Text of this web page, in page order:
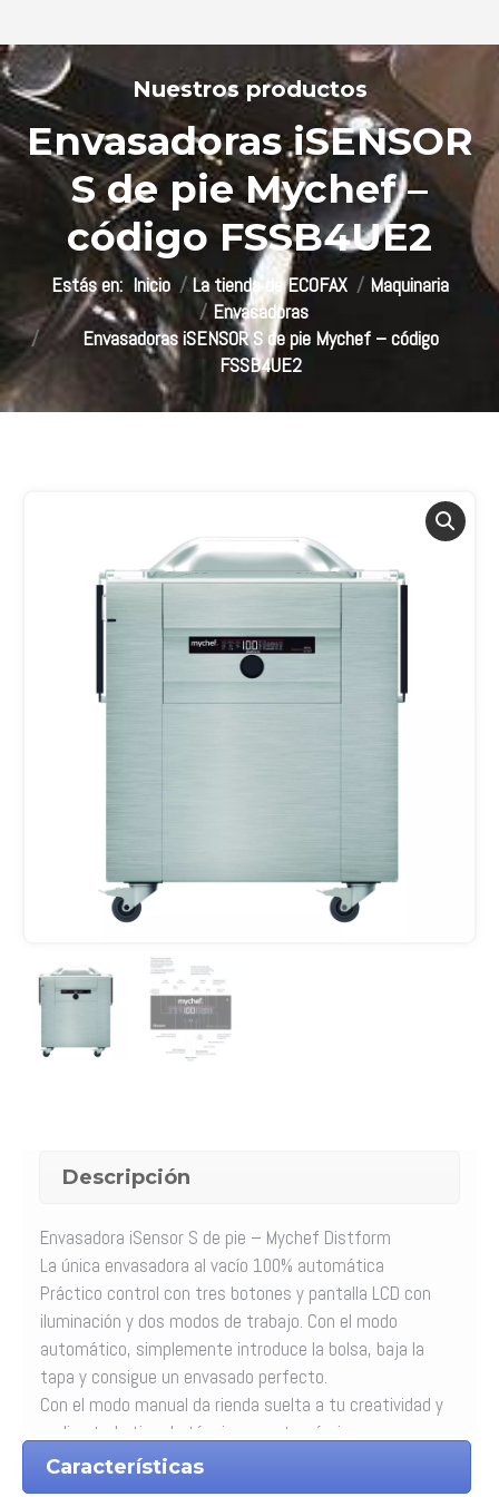
Envasadoras iSENSOR
S de pie Mychef –
código FSSB4UE2
Estás aquí: Inicio La tienda de ECOFAX
Maquinaria
Envasadoras
Envasadoras iSENSOR S de pie Mychef – código
FSSB4UE2
Descripción
Envasadora iSensor S de pie – Mychef Distform
La única envasadora al vacío 100% automática
Práctico control con tres botones y pantalla LCD con
iluminación y dos modos de trabajo. Con el modo
automático, simplemente introduce la bolsa, baja la
tapa y consigue un envasado perfecto.
Con el modo manual da rienda suelta a tu creatividad y
realiza todo tipo de técnicas gastronómicas.
Ventajas que te aportan las envasadoras Mychef de
Distform
Características